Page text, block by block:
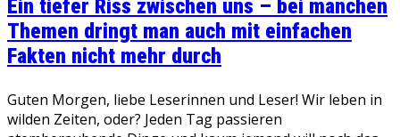
Ein tiefer Riss zwischen uns – bei manchen
Themen dringt man auch mit einfachen
Fakten nicht mehr durch
Guten Morgen, liebe Leserinnen und Leser! Wir leben in
wilden Zeiten, oder? Jeden Tag passieren